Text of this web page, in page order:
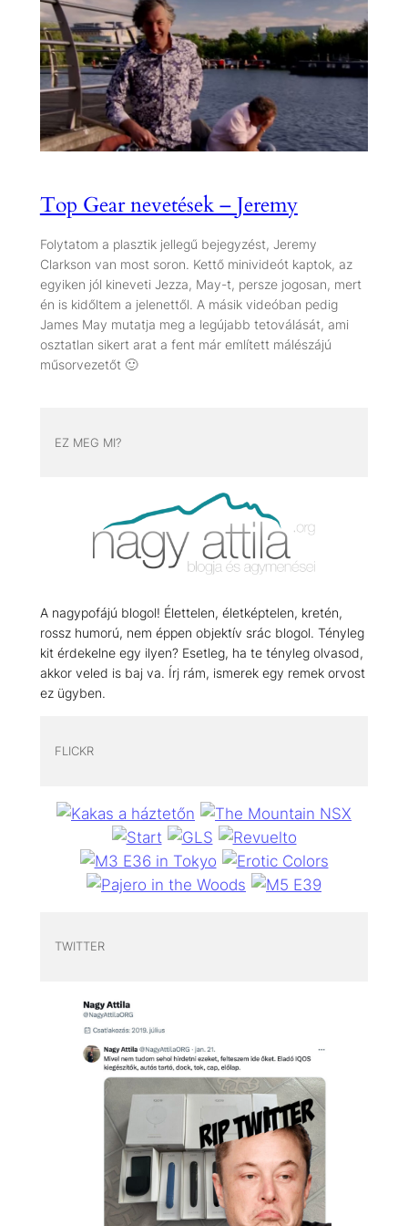
Top Gear nevetések – Jeremy
Folytatom a plasztik jellegű bejegyzést, Jeremy
Clarkson van most soron. Kettő minivideót kaptok, az
egyiken jól kineveti Jezza, May-t, persze jogosan, mert
én is kidőltem a jelenettől. A másik videóban pedig
James May mutatja meg a legújabb tetoválását, ami
osztatlan sikert arat a fent már említett málészájú
műsorvezetőt 🙂
EZ MEG MI?
A nagypofájú blogol! Élettelen, életképtelen, kretén,
rossz humorú, nem éppen objektív srác blogol. Tényleg
kit érdekelne egy ilyen? Esetleg, ha te tényleg olvasod,
akkor veled is baj va. Írj rám, ismerek egy remek orvost
ez ügyben.
FLICKR
TWITTER